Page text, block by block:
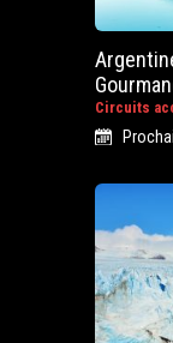
Circuits